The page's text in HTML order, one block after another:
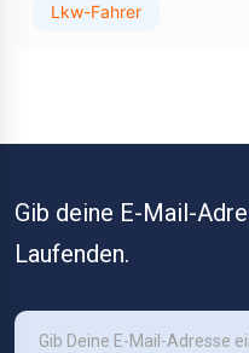
Lkw-Fahrer
Gib deine E-Mail-
Laufenden.